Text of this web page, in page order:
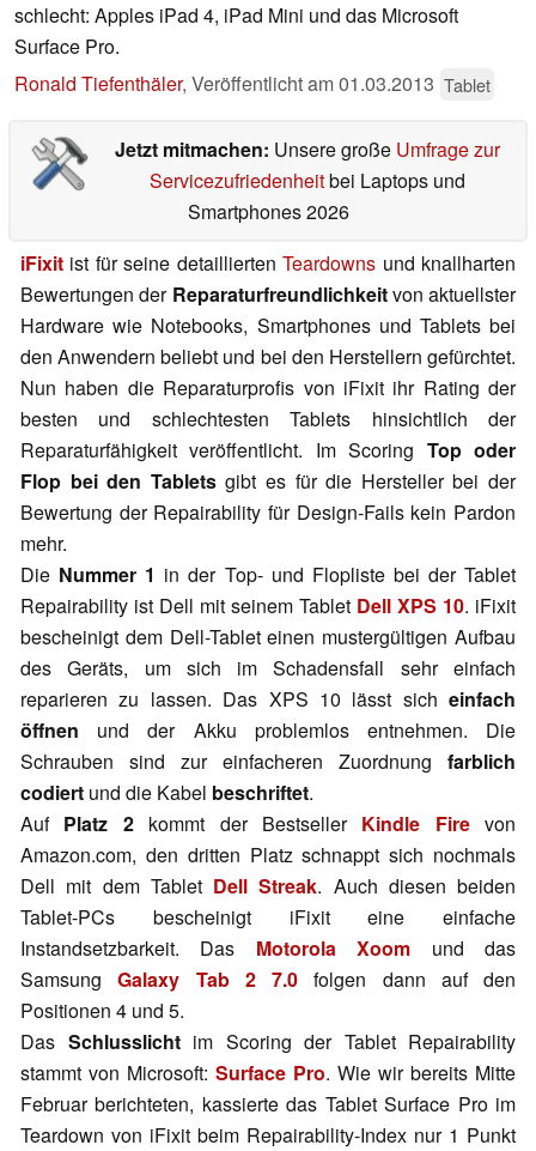
schlecht: Apples iPad 4, iPad Mini und das Microsoft
Surface Pro.
Ronald Tiefenthäler, Veröffentlicht am01.03.2013 Tablet
Jetzt mitmachen: Unsere große Umfrage zur
Servicezufriedenheitbei Laptops und
Smartphones 2026
iFixit ist für seine detailliertenTeardowns und knallharten
Bewertungen der Reparaturfreundlichkeitvon aktuellster
Hardware wie Notebooks, Smartphones und Tablets bei
den Anwendern beliebt und bei den Herstellern gefürchtet.
Nun haben die Reparaturprofis von iFixit ihr Rating der
besten und schlechtesten Tablets hinsichtlich der
Reparaturfähigkeit veröffentlicht. Im Scoring Top oder
Flop bei den Tabletsgibt es für die Hersteller bei der
Bewertung der Repairability für Design-Fails kein Pardon
mehr.
Die Nummer 1 in der Top- und Flopliste bei der Tablet
Repairability ist Dell mit seinem Tablet Dell XPS 10. iFixit
bescheinigt dem Dell-Tablet einen mustergültigen Aufbau
des Geräts, um sich im Schadensfall sehr einfach
reparieren zu lassen. Das XPS 10 lässt sich einfach
öffnen und der Akku problemlos entnehmen. Die
Schrauben sind zur einfacheren Zuordnung farblich
codiert und die Kabel beschriftet.
Auf Platz 2kommt der Bestseller Kindle Firevon
Amazon.com, den dritten Platz schnappt sich nochmals
Dell mit dem Tablet Dell Streak. Auch diesen beiden
Tablet-PCs bescheinigt iFixit eine einfache
Instandsetzbarkeit. Das Motorola Xoom und das
SamsungGalaxy Tab 2 7.0 folgen dann auf den
Positionen 4 und 5.
Das Schlusslichtim Scoring der Tablet Repairability
stammt von Microsoft: Surface Pro. Wie wir bereits Mitte
Februar berichteten, kassierte das Tablet Surface Pro im
Teardown von iFixit beim Repairability-Index nur 1 Punkt